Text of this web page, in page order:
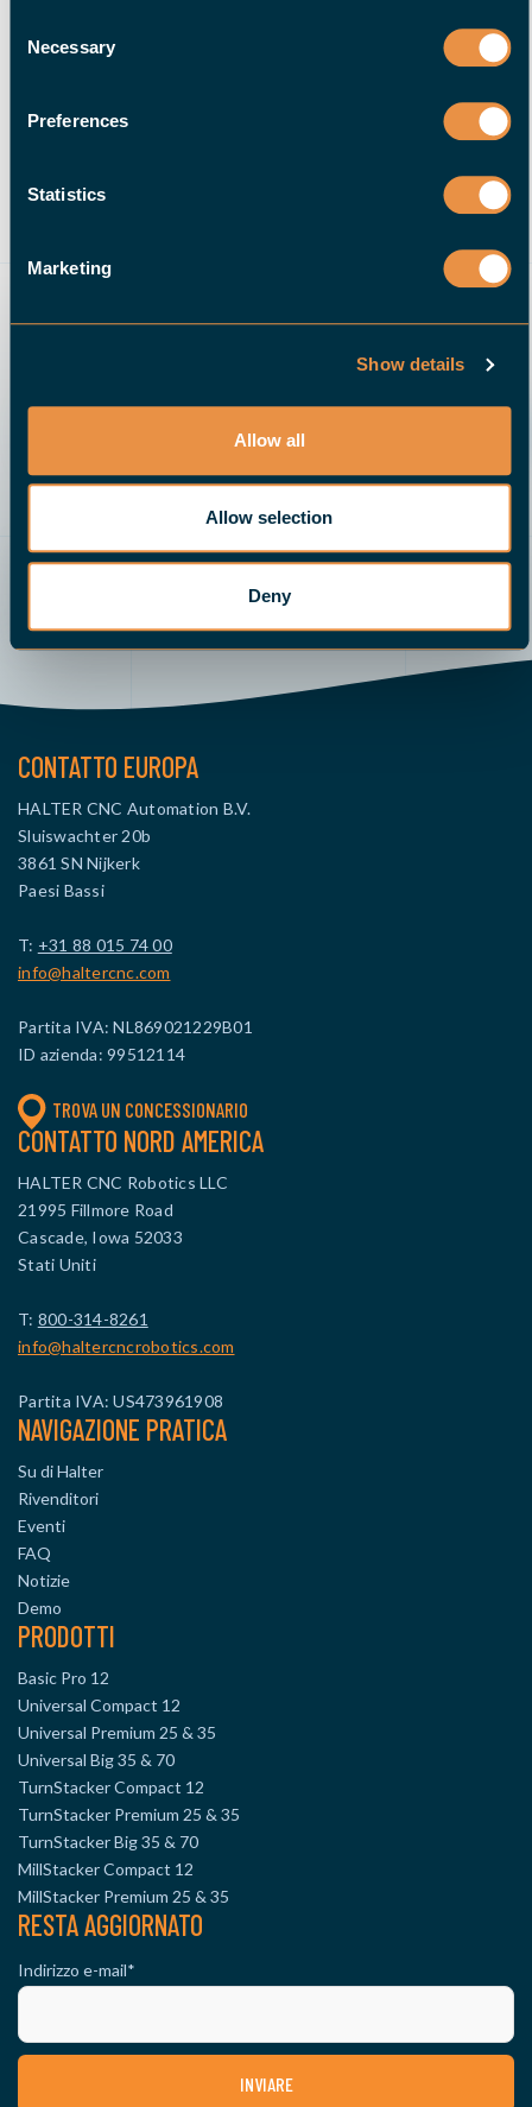
Selection
Necessary
Preferences
Statistics
Marketing
Show details
Allow all
Allow selection
Deny
JEVA Metaalbewerking B.V.
saldatura e nella fresatura con macchine CNC
20 dipendenti
Paesi Bassi
CONTATTO EUROPA
HALTER CNC Automation B.V.
Sluiswachter 20b
3861 SN Nijkerk
Paesi Bassi
T: +31 88 015 74 00
info@haltercnc.com
Partita IVA: NL869021229B01
ID azienda: 99512114
TROVA UN CONCESSIONARIO
CONTATTO NORD AMERICA
HALTER CNC Robotics LLC
21995 Fillmore Road
Cascade, Iowa 52033
Stati Uniti
T: 800-314-8261
info@haltercncrobotics.com
Partita IVA: US473961908
NAVIGAZIONE PRATICA
Su di Halter
Rivenditori
Eventi
FAQ
Notizie
Demo
PRODOTTI
Basic Pro 12
Universal Compact 12
Universal Premium 25 & 35
Universal Big 35 & 70
TurnStacker Compact 12
TurnStacker Premium 25 & 35
TurnStacker Big 35 & 70
MillStacker Compact 12
MillStacker Premium 25 & 35
RESTA AGGIORNATO
Indirizzo e-mail*